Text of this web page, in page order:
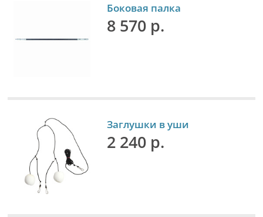
Боковая палка
8 570 р.
Заглушки в уши
2 240 р.